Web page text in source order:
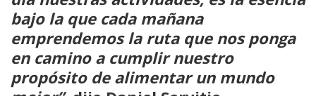
bajo la que cada mañana
emprendemos la ruta que nos ponga
en camino a cumplir nuestro
propósito de alimentar un mundo